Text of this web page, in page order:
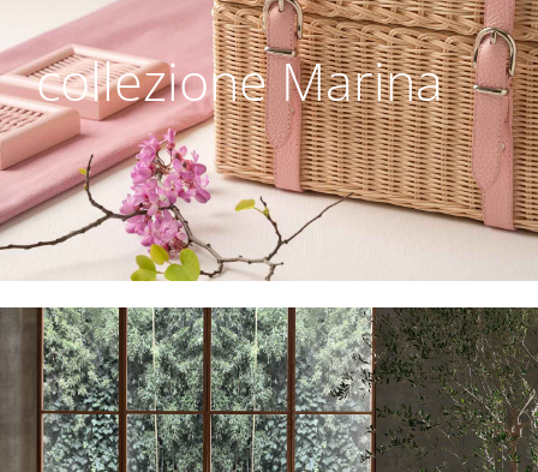
collezione Marina